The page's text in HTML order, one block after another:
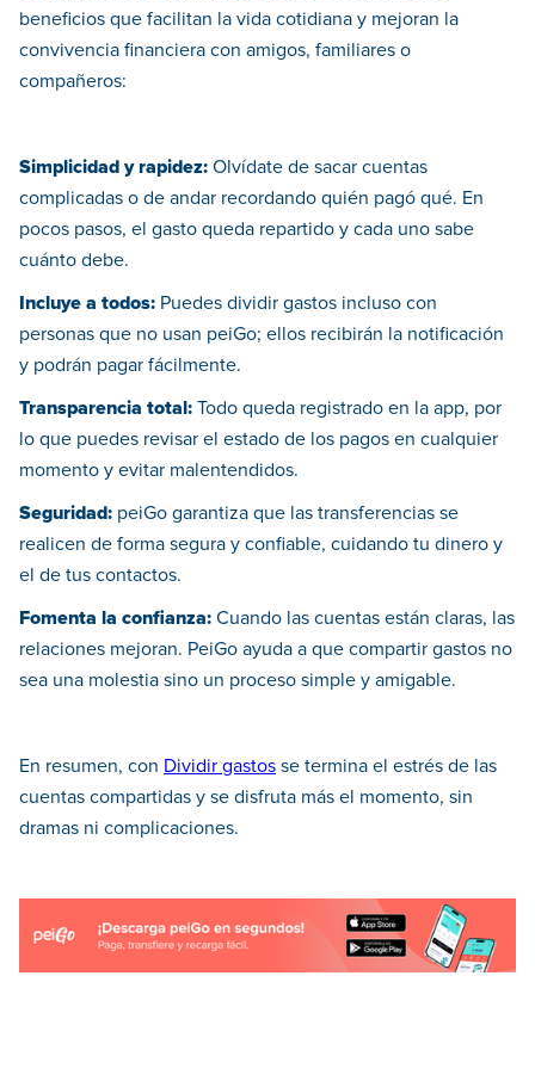
beneficios que facilitan la vida cotidiana y mejoran la
convivencia financiera con amigos, familiares o
compañeros:
Simplicidad y rapidez: Olvídate de sacar cuentas
complicadas o de andar recordando quién pagó qué. En
pocos pasos, el gasto queda repartido y cada uno sabe
cuánto debe.
Incluye a todos: Puedes dividir gastos incluso con
personas que no usan peiGo; ellos recibirán la notificación
y podrán pagar fácilmente.
Transparencia total: Todo queda registrado en la app, por
lo que puedes revisar el estado de los pagos en cualquier
momento y evitar malentendidos.
Seguridad: peiGo garantiza que las transferencias se
realicen de forma segura y confiable, cuidando tu dinero y
el de tus contactos.
Fomenta la confianza: Cuando las cuentas están claras, las
relaciones mejoran. PeiGo ayuda a que compartir gastos no
sea una molestia sino un proceso simple y amigable.
En resumen, con Dividir gastos se termina el estrés de las
cuentas compartidas y se disfruta más el momento, sin
dramas ni complicaciones.